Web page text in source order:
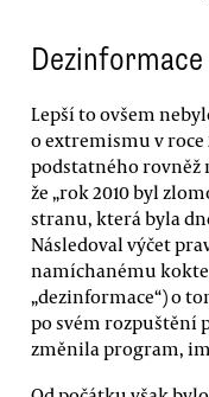
Dezinformace
Lepší to ovšem
o extremismu v roce
podstatného rovněž
že „rok 2010 byl
stranu, která byla
Následoval výčet
namíchanému
„dezinformace“) o
po svém rozpuštění
změnila program,